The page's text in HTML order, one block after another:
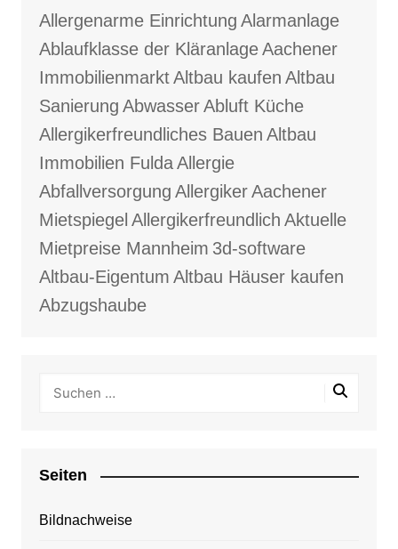
Allergenarme Einrichtung Alarmanlage
Ablaufklasse der KläranlageAachener
ImmobilienmarktAltbau kaufen Altbau
Sanierung AbwasserAbluft Küche
Allergikerfreundliches Bauen Altbau
Immobilien FuldaAllergie
Abfallversorgung AllergikerAachener
Mietspiegel Allergikerfreundlich Aktuelle
Mietpreise Mannheim 3d-software
Altbau-Eigentum Altbau Häuser kaufen
Abzugshaube
Seiten
Bildnachweise